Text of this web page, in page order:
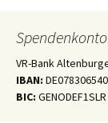
Spendenkonto
VR-Bank
IBAN:
BIC: GENODEF1SLR